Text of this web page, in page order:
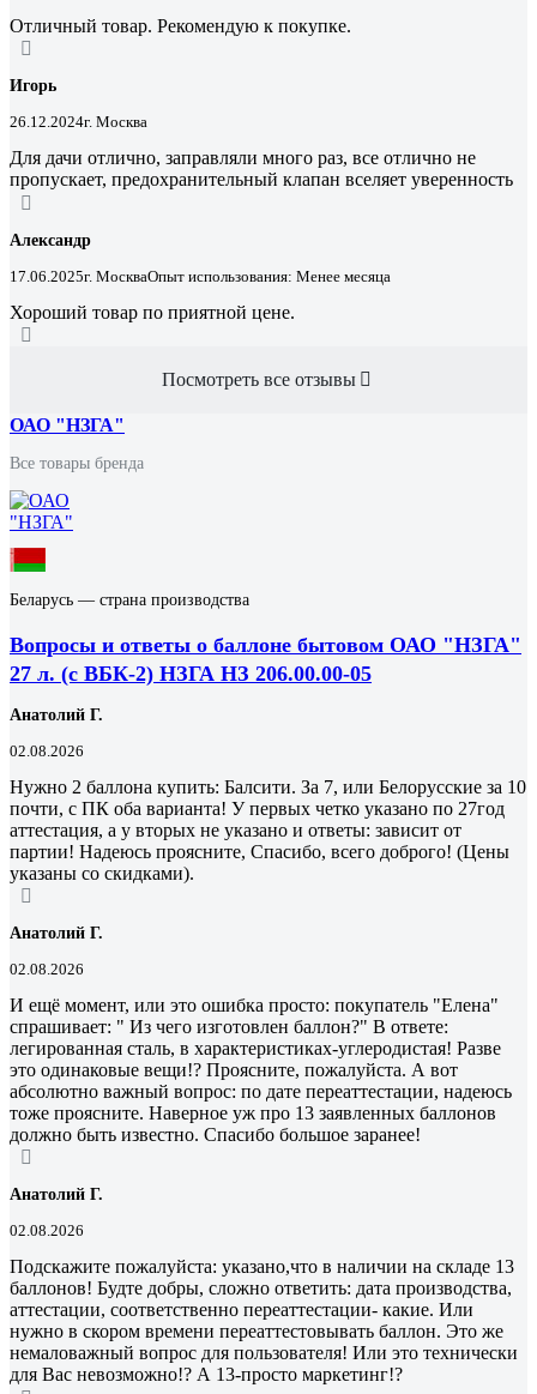
Отличный товар. Рекомендую к покупке.
Игорь
26.12.2024г. Москва
Для дачи отлично, заправляли много раз, все отлично не
пропускает, предохранительный клапан вселяет уверенность
Александр
17.06.2025г. МоскваОпыт использования: Менее месяца
Хороший товар по приятной цене.
Посмотреть все отзывы
ОАО "НЗГА"
Все товары бренда
Беларусь — страна производства
Вопросы и ответы о баллоне бытовом ОАО "НЗГА"
27 л. (с ВБК-2) НЗГА НЗ 206.00.00-05
Анатолий Г.
02.08.2026
Нужно 2 баллона купить: Балсити. За 7, или Белорусские за 10
почти, с ПК оба варианта! У первых четко указано по 27год
аттестация, а у вторых не указано и ответы: зависит от
партии! Надеюсь проясните, Спасибо, всего доброго! (Цены
указаны со скидками).
Анатолий Г.
02.08.2026
И ещё момент, или это ошибка просто: покупатель "Елена"
спрашивает: " Из чего изготовлен баллон?" В ответе:
легированная сталь, в характеристиках-углеродистая! Разве
это одинаковые вещи!? Проясните, пожалуйста. А вот
абсолютно важный вопрос: по дате переаттестации, надеюсь
тоже проясните. Наверное уж про 13 заявленных баллонов
должно быть известно. Спасибо большое заранее!
Анатолий Г.
02.08.2026
Подскажите пожалуйста: указано,что в наличии на складе 13
баллонов! Будте добры, сложно ответить: дата производства,
аттестации, соответственно переаттестации- какие. Или
нужно в скором времени переаттестовывать баллон. Это же
немаловажный вопрос для пользователя! Или это технически
для Вас невозможно!? А 13-просто маркетинг!?